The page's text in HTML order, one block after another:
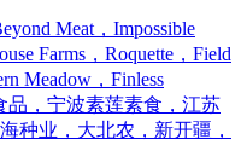
Meat，Impossible
Farms，Roquette，Field
Meadow，Finless
品，宁波素莲素食，江苏
种业，大北农，新开疆，